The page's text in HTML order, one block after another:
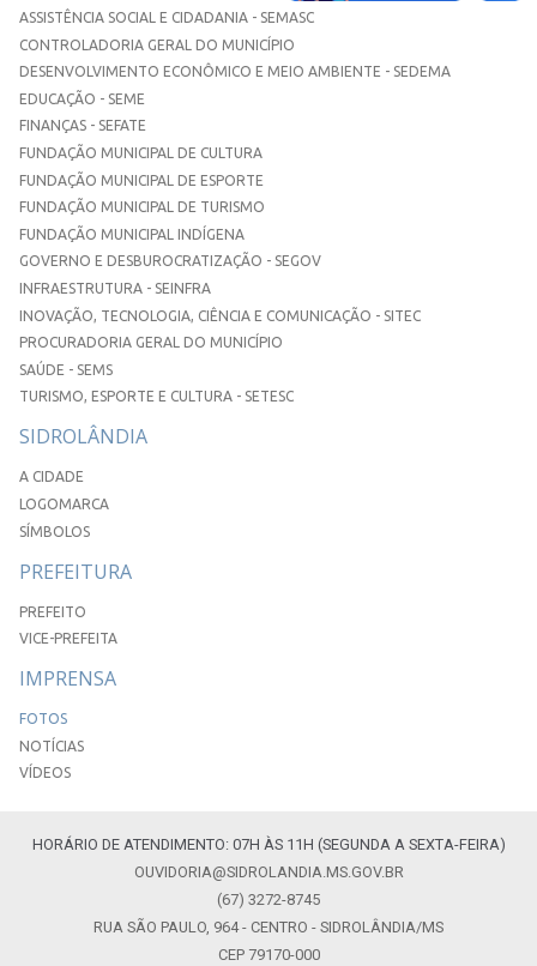
ASSISTÊNCIA SOCIAL E CIDADANIA - SEMASC
CONTROLADORIA GERAL DO MUNICÍPIO
DESENVOLVIMENTO ECONÔMICO E MEIO AMBIENTE - SEDEMA
EDUCAÇÃO - SEME
FINANÇAS - SEFATE
FUNDAÇÃO MUNICIPAL DE CULTURA
FUNDAÇÃO MUNICIPAL DE ESPORTE
FUNDAÇÃO MUNICIPAL DE TURISMO
FUNDAÇÃO MUNICIPAL INDÍGENA
GOVERNO E DESBUROCRATIZAÇÃO - SEGOV
INFRAESTRUTURA - SEINFRA
INOVAÇÃO, TECNOLOGIA, CIÊNCIA E COMUNICAÇÃO - SITEC
PROCURADORIA GERAL DO MUNICÍPIO
SAÚDE - SEMS
TURISMO, ESPORTE E CULTURA - SETESC
SIDROLÂNDIA
A CIDADE
LOGOMARCA
SÍMBOLOS
PREFEITURA
PREFEITO
VICE-PREFEITA
IMPRENSA
FOTOS
NOTÍCIAS
VÍDEOS
HORÁRIO DE ATENDIMENTO: 07H ÀS 11H (SEGUNDA A SEXTA-FEIRA)
OUVIDORIA@SIDROLANDIA.MS.GOV.BR
(67) 3272-8745
RUA SÃO PAULO, 964 - CENTRO - SIDROLÂNDIA/MS
CEP 79170-000